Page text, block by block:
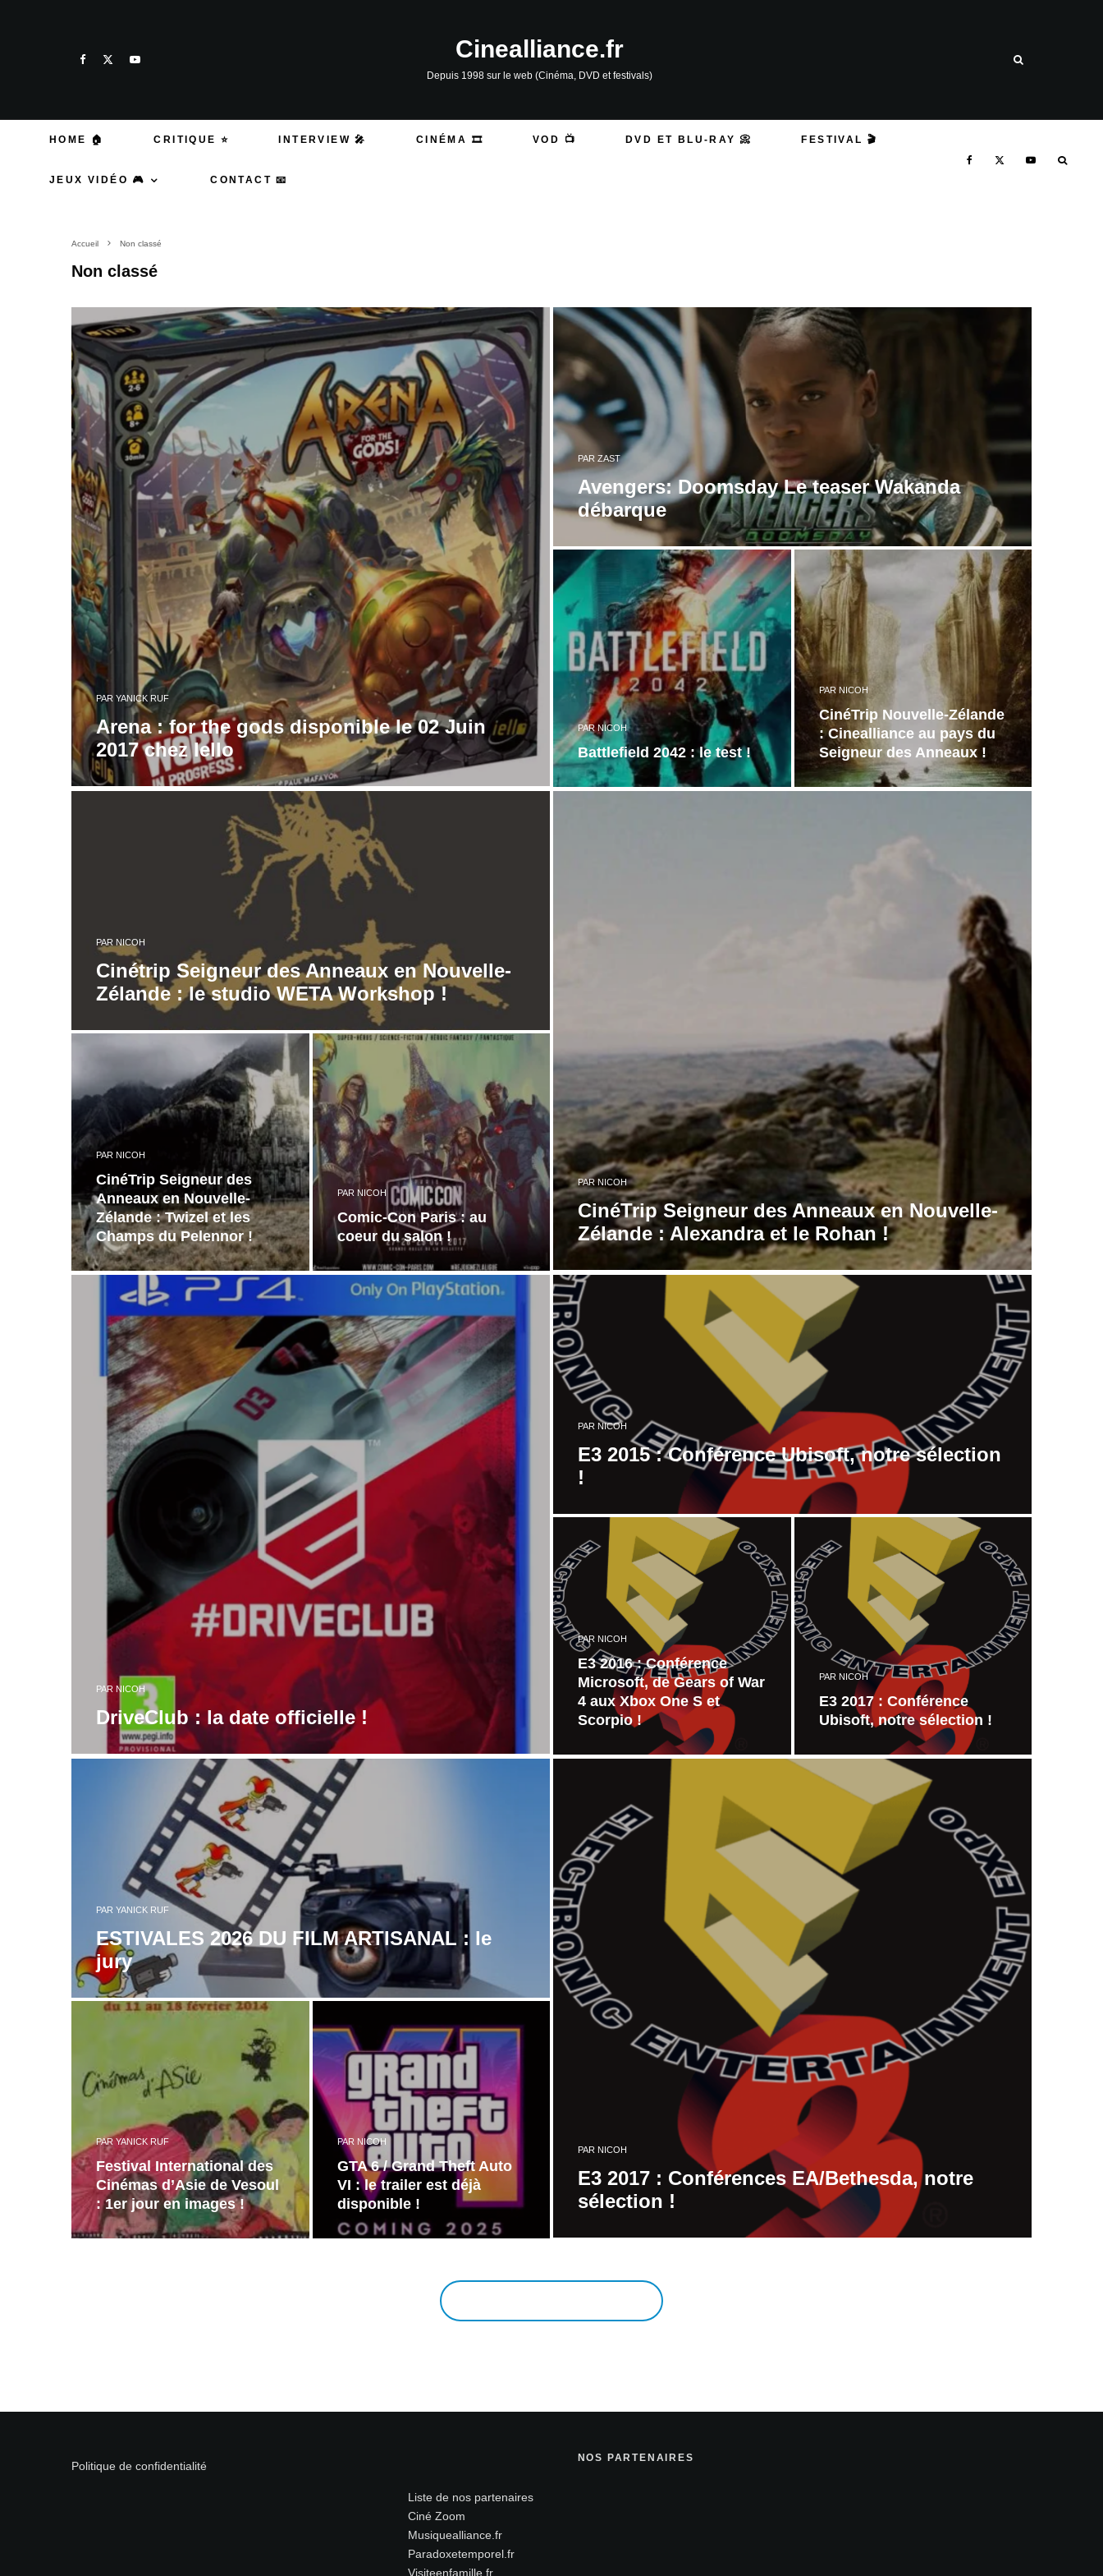
Cinealliance.fr
Depuis 1998 sur le web (Cinéma, DVD et festivals)
HOME 🏠 CRITIQUE ⭐ INTERVIEW 🎤 CINÉMA 🎞️ VOD 📺 DVD ET BLU-RAY 📀 FESTIVAL 🎬
JEUX VIDÉO 🎮 CONTACT 📧
Accueil Non classé
Non classé
PAR YANICK RUF
Arena : for the gods disponible le 02 Juin
2017 chez Iello
PAR ZAST
Avengers: Doomsday Le teaser Wakanda
débarque
PARNICOH
Battlefield 2042 : le test !
PAR NICOH
CinéTrip Nouvelle-Zélande
: Cinealliance au pays du
Seigneur des Anneaux !
PAR NICOH
CinéTrip Seigneur des Anneaux en Nouvelle-
Zélande : Alexandra et le Rohan !
PAR NICOH
Cinétrip Seigneur des Anneaux en Nouvelle-
Zélande : le studio WETA Workshop !
PAR NICOH
CinéTrip Seigneur des
Anneaux en Nouvelle-
Zélande : Twizel et les
Champs du Pelennor !
PAR NICOH
Comic-Con Paris : au
coeur du salon !
PAR NICOH
DriveClub : la date officielle !
PAR NICOH
E3 2015 : Conférence Ubisoft, notre sélection
!
PAR NICOH
E3 2016 : Conférence
Microsoft, de Gears of War
4 aux Xbox One S et
Scorpio !
PAR NICOH
E3 2017 : Conférence
Ubisoft, notre sélection !
PAR NICOH
E3 2017 : Conférences EA/Bethesda, notre
sélection !
PAR YANICK RUF
ESTIVALES 2026 DU FILM ARTISANAL : le
jury
PARYANICK RUF
Festival International des
Cinémas d’Asie de Vesoul
: 1er jour en images !
PAR NICOH
GTA 6 / Grand Theft Auto
VI : le trailer est déjà
disponible !
Politique de confidentialité
NOS PARTENAIRES
Liste de nos partenaires
Ciné Zoom
Musiquealliance.fr
Paradoxetemporel.fr
Visiteenfamille.fr